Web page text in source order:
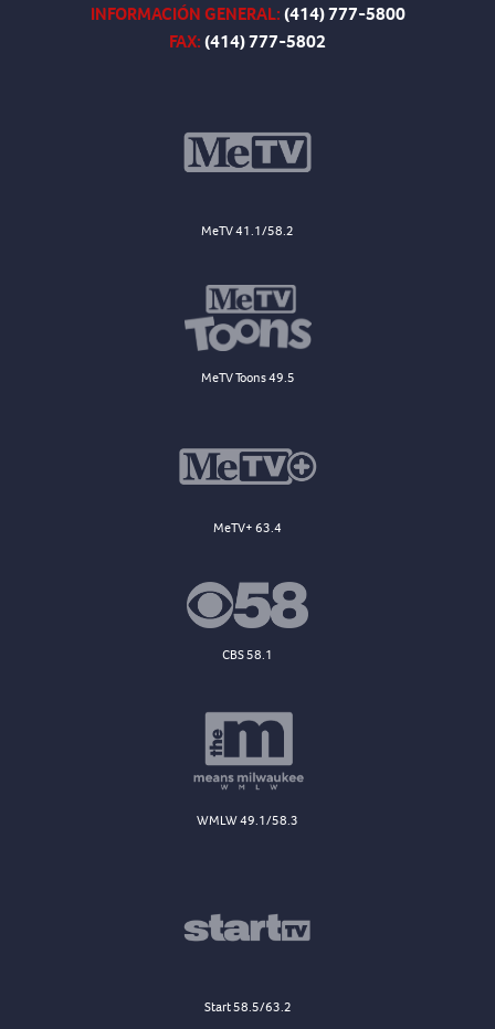
INFORMACIÓN GENERAL:(414) 777-5800
FAX:(414) 777-5802
MeTV 41.1/58.2
MeTV Toons 49.5
MeTV+ 63.4
CBS 58.1
WMLW 49.1/58.3
Start 58.5/63.2